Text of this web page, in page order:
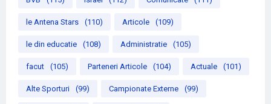
le Antena Stars (110) Articole (109)
le din educatie (108) Administratie (105)
facut (105) Parteneri Articole (104) Actuale (101)
Alte Sporturi (99) Campionate Externe (99)